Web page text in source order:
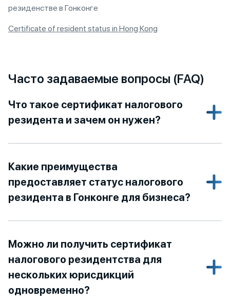
резиденстве в Гонконге
Certificate of resident status in Hong Kong
Часто задаваемые вопросы (FAQ)
Что такое сертификат налогового
резидента и зачем он нужен?
Какие преимущества
предоставляет статус налогового
резидента в Гонконге для бизнеса?
Можно ли получить сертификат
налогового резидентства для
нескольких юрисдикций
одновременно?